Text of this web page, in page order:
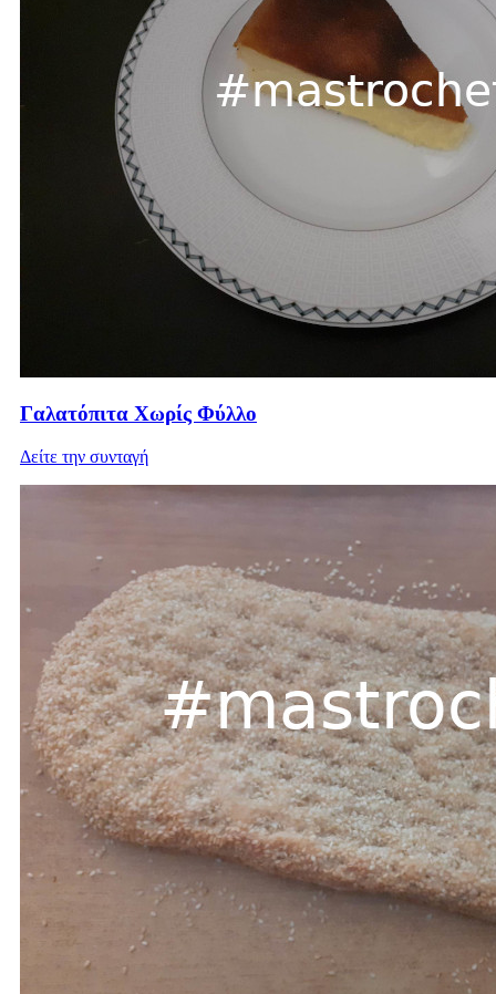
Γαλατόπιτα Χωρίς Φύλλο
Δείτε την συνταγή